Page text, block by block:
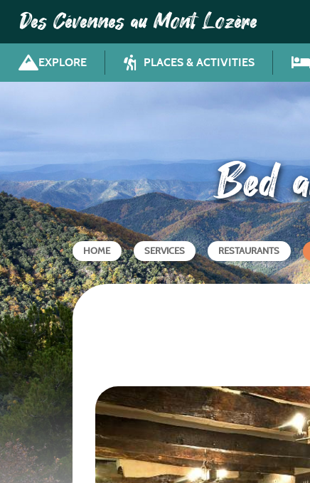
Des Cévennes au Mont Lozère
EXPLORE PLACES & ACTIVITIES
Bed
HOME SERVICES RESTAURANTS